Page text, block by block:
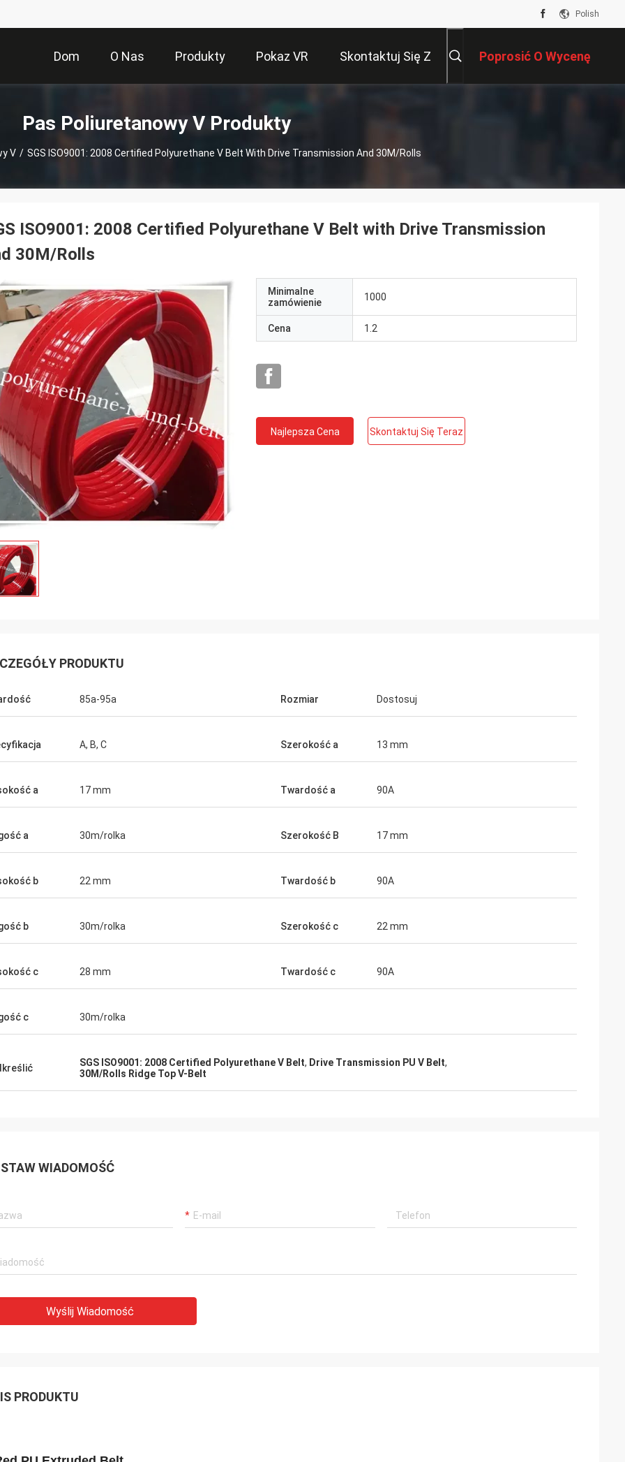
Polish
Dom O Nas Produkty Pokaz VR Skontaktuj Się Z Poprosić O Wycenę
Pas Poliuretanowy V Produkty
V / SGS ISO9001: 2008 Certified Polyurethane V Belt With Drive Transmission And 30M/Rolls
quality of
your products are very popular in my
Mr. Alcioni possamai
Customer satisfaction products , good
ISO9001: 2008 Certified Polyurethane V Belt with Drive Transmission
30M/Rolls
Minimalne
zamówienie
1000
Cena 1.2
Najlepsza Cena Skontaktuj Się Teraz
PRODUKTU
85a-95a Rozmiar Dostosuj
A, B, C Szerokość a 13 mm
a 17 mm Twardość a 90A
a 30m/rolka Szerokość B 17 mm
b 22 mm Twardość b 90A
b 30m/rolka Szerokość c 22 mm
c 28 mm Twardość c 90A
c 30m/rolka
SGS ISO9001: 2008 Certified Polyurethane V Belt, Drive Transmission PU V Belt,
30M/Rolls Ridge Top V-Belt
WIADOMOŚĆ
Wyślij Wiadomość
PRODUKTU